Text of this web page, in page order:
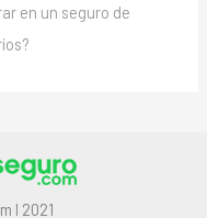
en un seguro de
I 2021